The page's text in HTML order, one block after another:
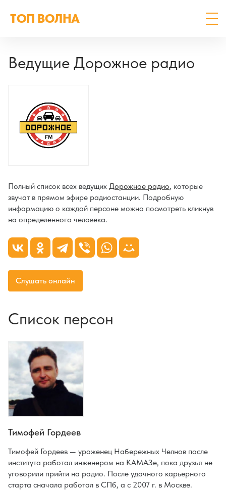
ТОП ВОЛНА
Ведущие Дорожное радио
Полный список всех ведущих Дорожное радио, которые
звучат в прямом эфире радиостанции. Подробную
информацию о каждой персоне можно посмотреть кликнув
на определенного человека.
Слушать онлайн
Список персон
Тимофей Гордеев
Тимофей Гордеев — уроженец Набережных Челнов после
института работал инженером на КАМАЗе, пока друзья не
уговорили прийти на радио. После удачного карьерного
старта сначала работал в СПб, а с 2007 г. в Москве.